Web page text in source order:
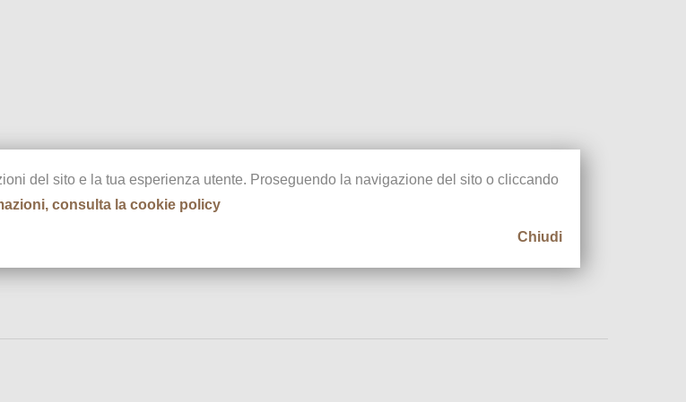
del sito e la tua esperienza utente. Proseguendo la navigazione del sito o cliccando
consulta la cookie policy
Chiudi